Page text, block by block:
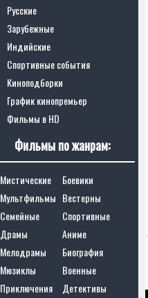
Русские
Зарубежные
Индийские
Спортивные события
Киноподборки
График кинопремьер
Фильмы в HD
Фильмы по жанрам:
Мистические
Боевики
Мультфильмы Вестерны
Семейные
Спортивные
Драмы
Аниме
Мелодрамы
Биография
Мюзиклы
Военные
Приключения
Детективы